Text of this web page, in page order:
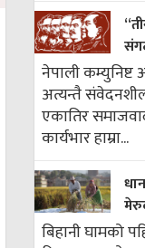
नेपाली
अत्यन्तै
एकातिर
कार्यभार हाम्रा...
बिहानी घामको